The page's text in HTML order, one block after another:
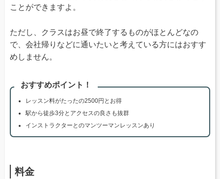
ことができますよ。
ただし、クラスはお昼で終了するものがほとんどなの
で、会社帰りなどに通いたいと考えている方にはおすす
めしません。
おすすめポイント！
レッスン料がたったの2500円とお得
駅から徒歩3分とアクセスの良さも抜群
インストラクターとのマンツーマンレッスンあり
料金